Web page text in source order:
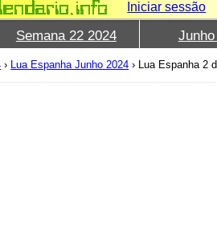
Iniciar sessão
Semana 22 2024
› Lua Espanha Junho 2024 › Lua Espanha 2